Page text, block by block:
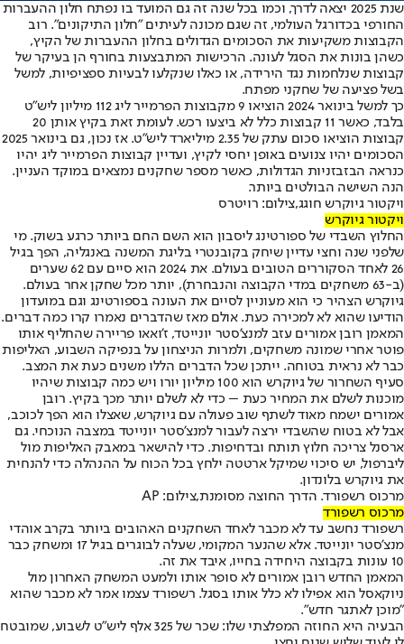
שנת 2025 יצאה לדרך, וכמו בכל שנה זה גם המועד בו נפתח חלון ההעברות
החורפי בכדורגל העולמי, זה שגם מכונה לעיתים "חלון התיקונים". רוב
הקבוצות משקיעות את הסכומים הגדולים בחלון ההעברות של הקיץ,
כשהן בונות את הסגל לעונה. הרכישות המתבצעות בחורף הן בעיקר של
קבוצות שנלחמות נגד הירידה, או כאלו שנקלעו לבעיות ספציפיות, למשל
בשל פציעה של שחקני מפתח.
כך למשל בינואר 2024 הוציאו 9 מקבוצות הפרמייר ליג 112 מיליון ליש"ט
בלבד, כאשר 11 קבוצות כלל לא ביצעו רכש. לעומת זאת בקיץ אותן 20
קבוצות הוציאו סכום עתק של 2.35 מיליארד ליש"ט. אז נכון, גם בינואר 2025
הסכומים יהיו צנועים באופן יחסי לקיץ, ועדיין קבוצות הפרמייר ליג יהיו
כנראה הבזבזניות הגדולות, כאשר מספר שחקנים נמצאים במוקד העניין.
הנה השישה הבולטים ביותר.
ויקטור גיוקרש חוגג,צילום: רויטרס
ויקטור גיוקרש
החלוץ השבדי של ספורטינג ליסבון הוא השם החם ביותר כרגע בשוק. מי
שלפני שנה וחצי עדיין שיחק בקובנטרי בליגת המשנה באנגליה, הפך בגיל
26 לאחד הסקוררים הטובים בעולם. את 2024 הוא סיים עם 62 שערים
(ב-63 משחקים במדי הקבוצה והנבחרת), יותר מכל שחקן אחר בעולם.
גיוקרש הצהיר כי הוא מעוניין לסיים את העונה בספורטינג וגם במועדון
הודיעו שהוא לא למכירה כעת. אולם מאז שהדברים נאמרו קרו כמה דברים.
המאמן רובן אמורים עזב למנצ'סטר יונייטד, ז'ואאו פריירה שהחליף אותו
פוטר אחרי שמונה משחקים, ולמרות הניצחון על בנפיקה השבוע, האליפות
כבר לא נראית בטוחה. ייתכן שכל הדברים הללו משנים כעת את המצב.
סעיף השחרור של גיוקרש הוא 100 מיליון יורו ויש כמה קבוצות שיהיו
מוכנות לשלם את המחיר כעת – כדי לא לשלם יותר מכך בקיץ. רובן
אמורים ישמח מאוד לשתף שוב פעולה עם גיוקרש, שאצלו הוא הפך לכוכב,
אבל לא בטוח שהשבדי ירצה לעבור למנצ'סטר יונייטד במצבה הנוכחי. גם
ארסנל צריכה חלוץ תותח ובדחיפות. כדי להישאר במאבק האליפות מול
ליברפול, יש סיכוי שמיקל ארטטה ילחץ בכל הכוח על ההנהלה כדי להנחית
את גיוקרש בלונדון.
מרכוס רשפורד. הדרך החוצה מסומנת,צילום: AP
מרכוס רשפורד
רשפורד נחשב עד לא מכבר לאחד השחקנים האהובים ביותר בקרב אוהדי
מנצ'סטר יונייטד. אלא שהנער המקומי, שעלה לבוגרים בגיל 17 ומשחק כבר
10 עונות בקבוצה היחידה בחייו, איבד את זה.
המאמן החדש רובן אמורים לא סופר אותו ולמעט המשחק האחרון מול
ניוקאסל הוא אפילו לא כלל אותו בסגל. רשפורד עצמו אמר לא מכבר שהוא
"מוכן לאתגר חדש".
הבעיה היא החוזה המפלצתי שלו: שכר של 325 אלף ליש"ט לשבוע, שמובטח